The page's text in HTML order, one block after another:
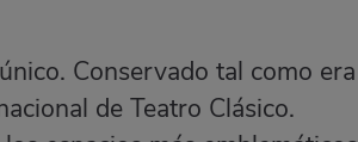
Conservado tal como era
de Teatro Clásico.